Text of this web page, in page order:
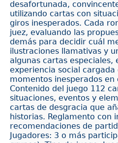
desafortunada,
utilizando cartas con
giros inesperados. Cada
juez, evaluando las
demás para decidir cuál
ilustraciones llamativas y
algunas cartas especiales,
experiencia social
momentos inesperados en
Contenido del juego 112
situaciones, eventos y
cartas de desgracia que
historias. Reglamento con
recomendaciones de
Jugadores: 3 o más